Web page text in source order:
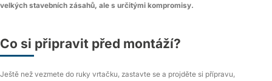
velkých stavebních zásahů, ale s určitými kompromisy.
Co si připravit před montáží?
Ještě než vezmete do ruky vrtačku, zastavte se a projděte si přípravu,